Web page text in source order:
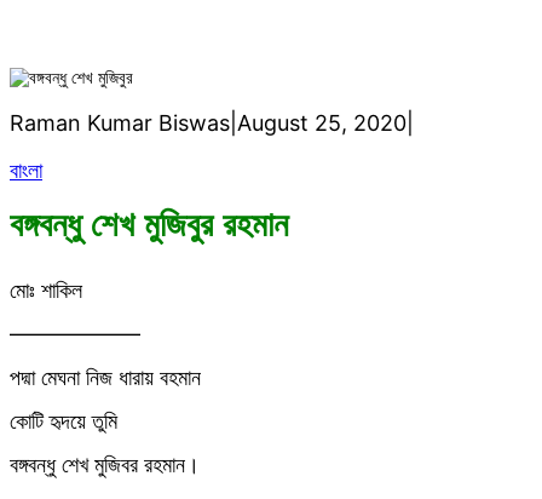
Raman Kumar Biswas August 25, 2020
বাংলা
বঙ্গবন্ধু শেখ মুজিবুর রহমান
মোঃ শাকিল
——————
পদ্মা মেঘনা নিজ ধারায় বহমান
কোটি হৃদয়ে তুমি
বঙ্গবন্ধু শেখ মুজিবর রহমান।